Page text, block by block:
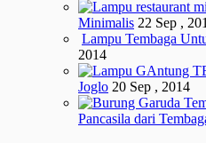
Minimalis 22 Sep ,
Lampu Tembaga
2014
Joglo 20 Sep , 2014
Pancasila dari